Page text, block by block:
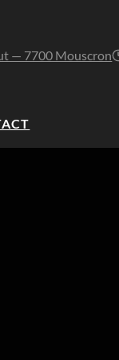
— 7700 Mouscron